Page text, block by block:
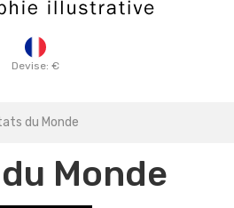
Devise: €
du Monde
Monde